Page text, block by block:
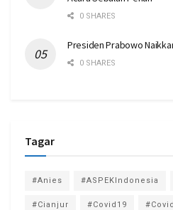
0 SHARES
Presiden Prabowo
0 SHARES
Tagar
#Anies #ASPEKIndonesia
#Cianjur #Covid19